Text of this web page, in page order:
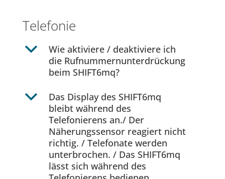
Telefonie
b
Wie aktiviere / deaktiviere ich
die Rufnummernunterdrückung
beim SHIFT6mq?
b
Das Display des SHIFT6mq
bleibt während des
Telefonierens an./ Der
Näherungssensor reagiert nicht
richtig. / Telefonate werden
unterbrochen. / Das SHIFT6mq
lässt sich während des